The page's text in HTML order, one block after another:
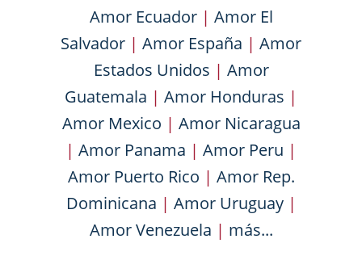
Amor Ecuador| Amor El
Salvador | Amor España | Amor
Estados Unidos | Amor
Guatemala | Amor Honduras |
Amor Mexico | Amor Nicaragua
| Amor Panama | Amor Peru |
Amor Puerto Rico | Amor Rep.
Dominicana | Amor Uruguay|
Amor Venezuela | más...